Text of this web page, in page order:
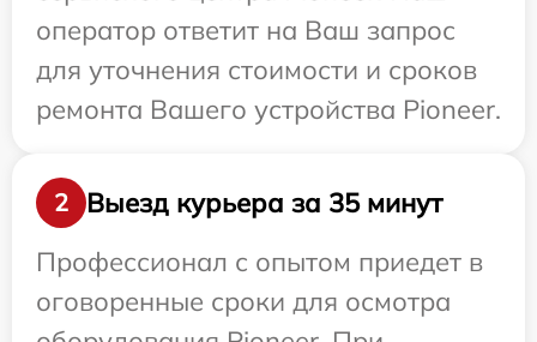
оператор ответит на Ваш запрос
для уточнения стоимости и сроков
ремонта Вашего устройства Pioneer.
2
Выезд курьера за 35 минут
Профессионал с опытом приедет в
оговоренные сроки для осмотра